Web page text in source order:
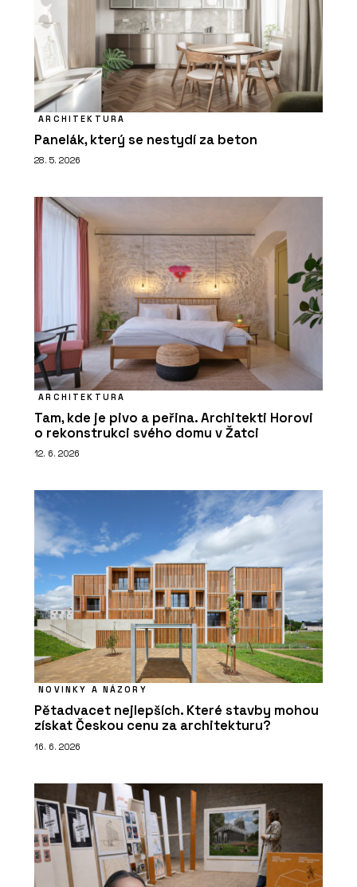
ARCHITEKTURA
Panelák, který se nestydí za beton
28. 5. 2026
ARCHITEKTURA
Tam, kde je pivo a peřina. Architekti Horovi
o rekonstrukci svého domu v Žatci
12. 6. 2026
NOVINKY A NÁZORY
Pětadvacet nejlepších. Které stavby mohou
získat Českou cenu za architekturu?
16. 6. 2026